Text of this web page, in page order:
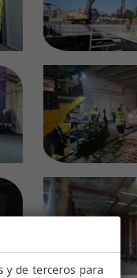
y de terceros para